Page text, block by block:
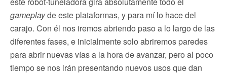
gameplayde este plataformas, y para mí lo hace del
carajo. Con él nos iremos abriendo paso a lo largo de las
diferentes fases, e inicialmente solo abriremos paredes
para abrir nuevas vías a la hora de avanzar, pero al poco
tiempo se nos irán presentando nuevos usos que dan